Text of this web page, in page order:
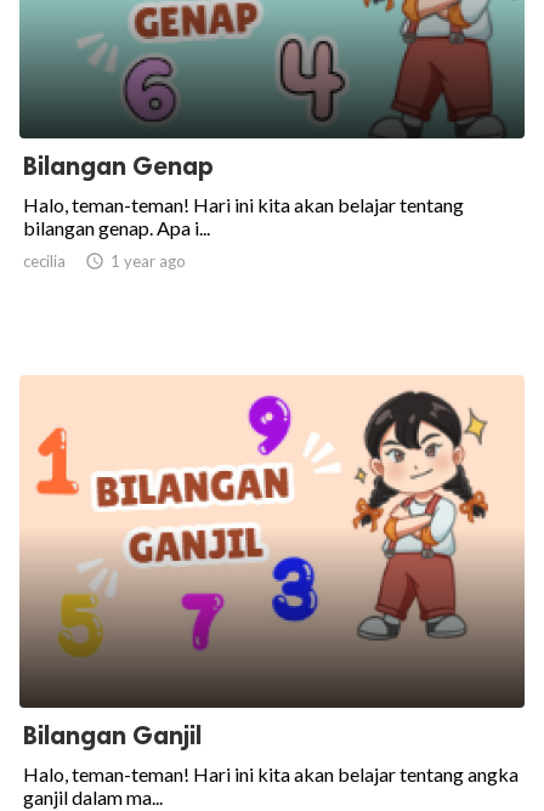
Bilangan Genap
Halo, teman-teman! Hari ini kita akan belajar tentang
bilangan genap. Apa i...
cecilia  1 year ago
Bilangan Ganjil
Halo, teman-teman! Hari ini kita akan belajar tentang angka
ganjil dalam ma...